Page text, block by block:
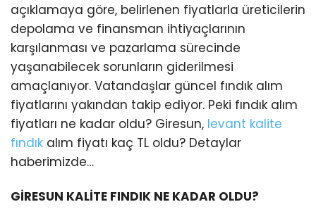
açıklamaya göre, belirlenen fiyatlarla üreticilerin
depolama ve finansman ihtiyaçlarının
karşılanması ve pazarlama sürecinde
yaşanabilecek sorunların giderilmesi
amaçlanıyor. Vatandaşlar güncel fındık alım
fiyatlarını yakından takip ediyor. Peki fındık alım
fiyatları ne kadar oldu? Giresun, levant kalite
fındık alım fiyatı kaç TL oldu? Detaylar
haberimizde…
GİRESUN KALİTE FINDIK NE KADAR OLDU?